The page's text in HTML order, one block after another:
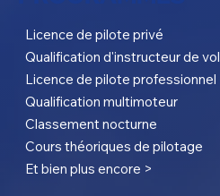
Licence de pilote privé
Qualification d'instructeur de vol
Licence de pilote professionnel
Qualification multimoteur
Classement nocturne
Cours théoriques de pilotage
Et bien plus encore >